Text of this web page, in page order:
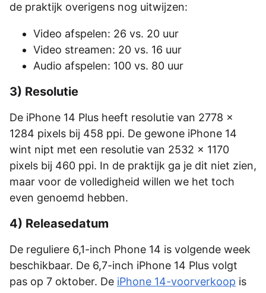
de praktijk overigens nog uitwijzen:
Video afspelen: 26 vs. 20 uur
Video streamen: 20 vs. 16 uur
Audio afspelen: 100 vs. 80 uur
3) Resolutie
De iPhone 14 Plus heeft resolutie van 2778 x
1284 pixels bij 458 ppi. De gewone iPhone 14
wint nipt met een resolutie van 2532 x 1170
pixels bij 460 ppi. In de praktijk ga je dit niet zien,
maar voor de volledigheid willen we het toch
even genoemd hebben.
4) Releasedatum
De reguliere 6,1-inch Phone 14 is volgende week
beschikbaar. De 6,7-inch iPhone 14 Plus volgt
pas op 7 oktober. De iPhone 14-voorverkoop is